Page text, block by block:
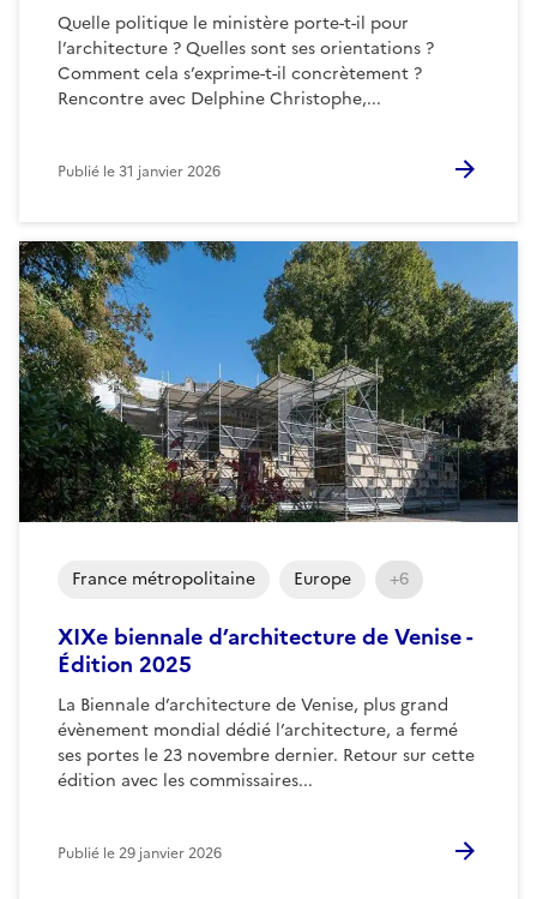
Quelle politique le ministère porte-t-il pour
l’architecture ? Quelles sont ses orientations ?
Comment cela s’exprime-t-il concrètement ?
Rencontre avec Delphine Christophe,...
Publié le31 janvier 2026
XIXe biennale d’architecture de Venise -
Édition 2025
La Biennale d’architecture de Venise, plus grand
évènement mondial dédié l’architecture, a fermé
ses portes le 23 novembre dernier. Retour sur cette
édition avec les commissaires...
France métropolitaine Europe +6
Publié le29 janvier 2026